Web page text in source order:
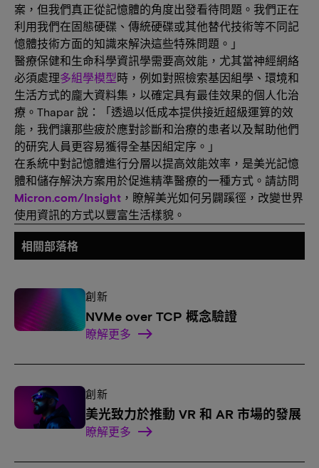
案，但我們真正從記憶體的角度出發看待問題。我們正在
利用我們在固態硬碟、傳統硬碟或其他替代技術等不同記
憶體技術方面的知識來解決這些特殊問題。」
醫療保健和生命科學資訊學需要高效能，尤其當神經網絡
必須處理多組學模型時，例如對照檢索基因組學、環境和
生活方式的龐大資料集，以確定具有最佳效果的個人化治
療。Thapar 說：「透過以低成本提供接近超級運算的效
能，我們讓那些疲於應對診斷和治療的患者以及幫助他們
的研究人員更容易獲得全基因組定序。」
在系統中對記憶體進行分層以提高效能效率，是美光記憶
體和儲存解決方案用於促進精準醫療的一種方式。請訪問
Micron.com/Insight ，瞭解美光如何另闢蹊徑，改變世界
使用資訊的方式以豐富生活樣貌。
相關部落格
創新
NVMe over TCP 概念驗證
瞭解更多
創新
美光致力於推動 VR 和 AR 市場的發展
瞭解更多